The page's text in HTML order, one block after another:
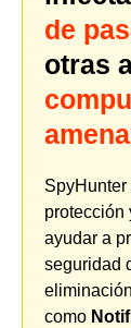
de
otras
protección
ayudar a
seguridad
como